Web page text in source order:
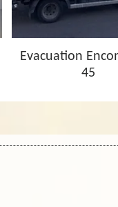
Evacuation
45